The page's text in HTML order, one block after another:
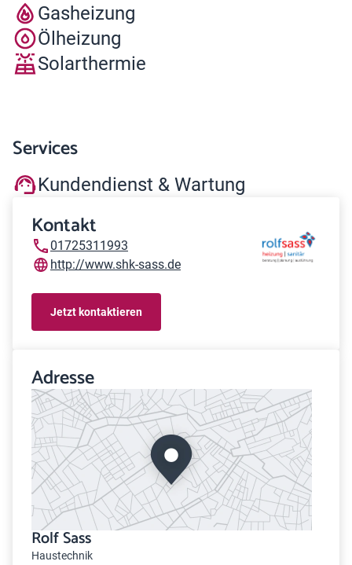
Gasheizung
Ölheizung
Solarthermie
Services
Kundendienst & Wartung
Kontakt
01725311993
http://www.shk-sass.de
Jetzt kontaktieren
Adresse
Rolf Sass
Haustechnik